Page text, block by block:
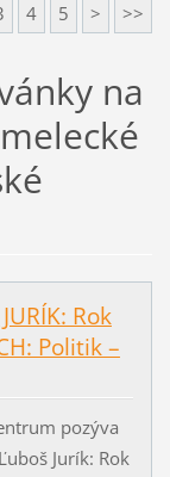
4 5 > >>
na
Rok
Politik –
pozýva
Jurík: Rok